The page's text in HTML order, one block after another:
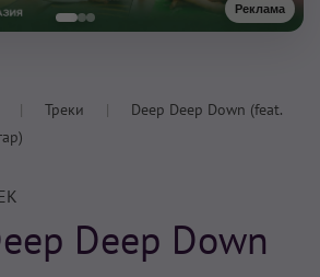
Реклама
Треки
Deep Deep Down (feat.
Deep Down